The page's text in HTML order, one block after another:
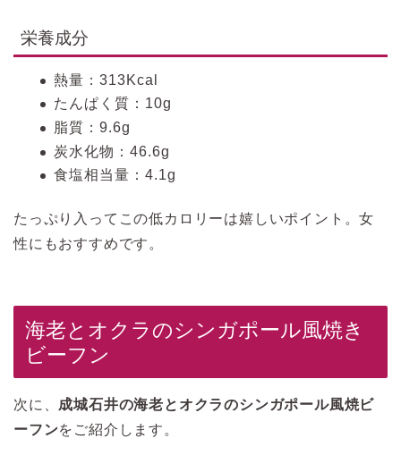
栄養成分
熱量：313Kcal
たんぱく質：10g
脂質：9.6g
炭水化物：46.6g
食塩相当量：4.1g
たっぷり入ってこの低カロリーは嬉しいポイント。女
性にもおすすめです。
海老とオクラのシンガポール風焼き
ビーフン
次に、 成城石井の海老とオクラのシンガポール風焼ビ
ーフンをご紹介します。